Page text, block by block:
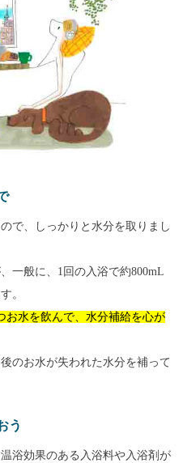
で、しっかりと水分を取りまし
一般に、1回の入浴で約800mL
。
お水を飲んで、水分補給を心が
のお水が失われた水分を補って
う
浴効果のある入浴料や入浴剤が